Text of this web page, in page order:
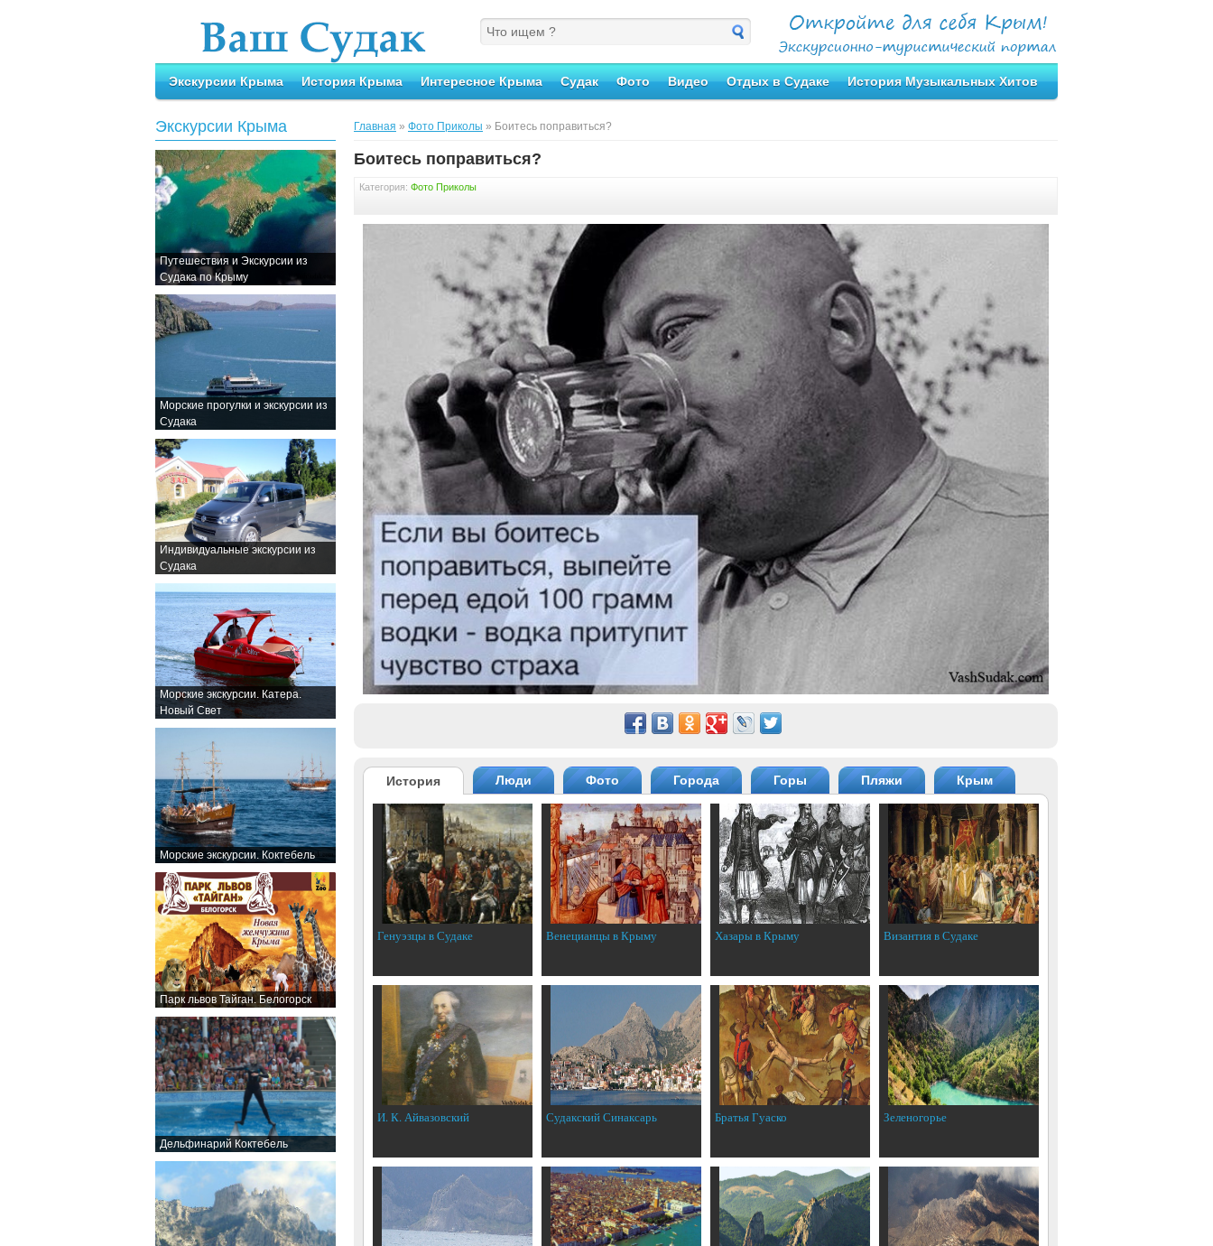
Экскурсии Крыма История Крыма Интересное Крыма Судак Фото Видео Отдых в Судаке История Музыкальных Хитов
Экскурсии Крыма
Путешествия и Экскурсии из
Судака по Крыму
Морские прогулки и экскурсии из
Судака
Индивидуальные экскурсии из
Судака
Морские экскурсии. Катера.
Новый Свет
Морские экскурсии. Коктебель
Парк львов Тайган. Белогорск
Дельфинарий Коктебель
Главная » Фото Приколы » Боитесь поправиться?
Боитесь поправиться?
Категория: Фото Приколы
История Люди Фото Города Горы Пляжи Крым
Генуэзцы в Судаке Венецианцы в Крыму Хазары в Крыму Византия в Судаке
И. К. Айвазовский Судакский Синаксарь Братья Гуаско Зеленогорье